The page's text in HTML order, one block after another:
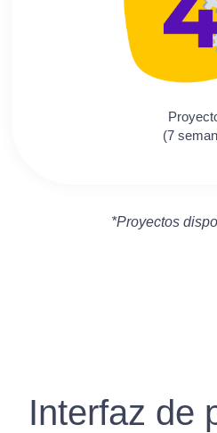
(7
*Proyectos
Interfaz de